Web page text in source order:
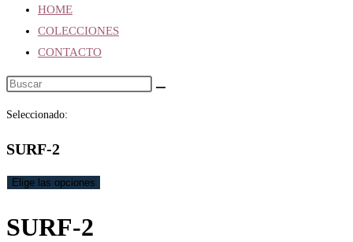
HOME
COLECCIONES
CONTACTO
Seleccionado:
SURF-2
Elige las opciones
SURF-2